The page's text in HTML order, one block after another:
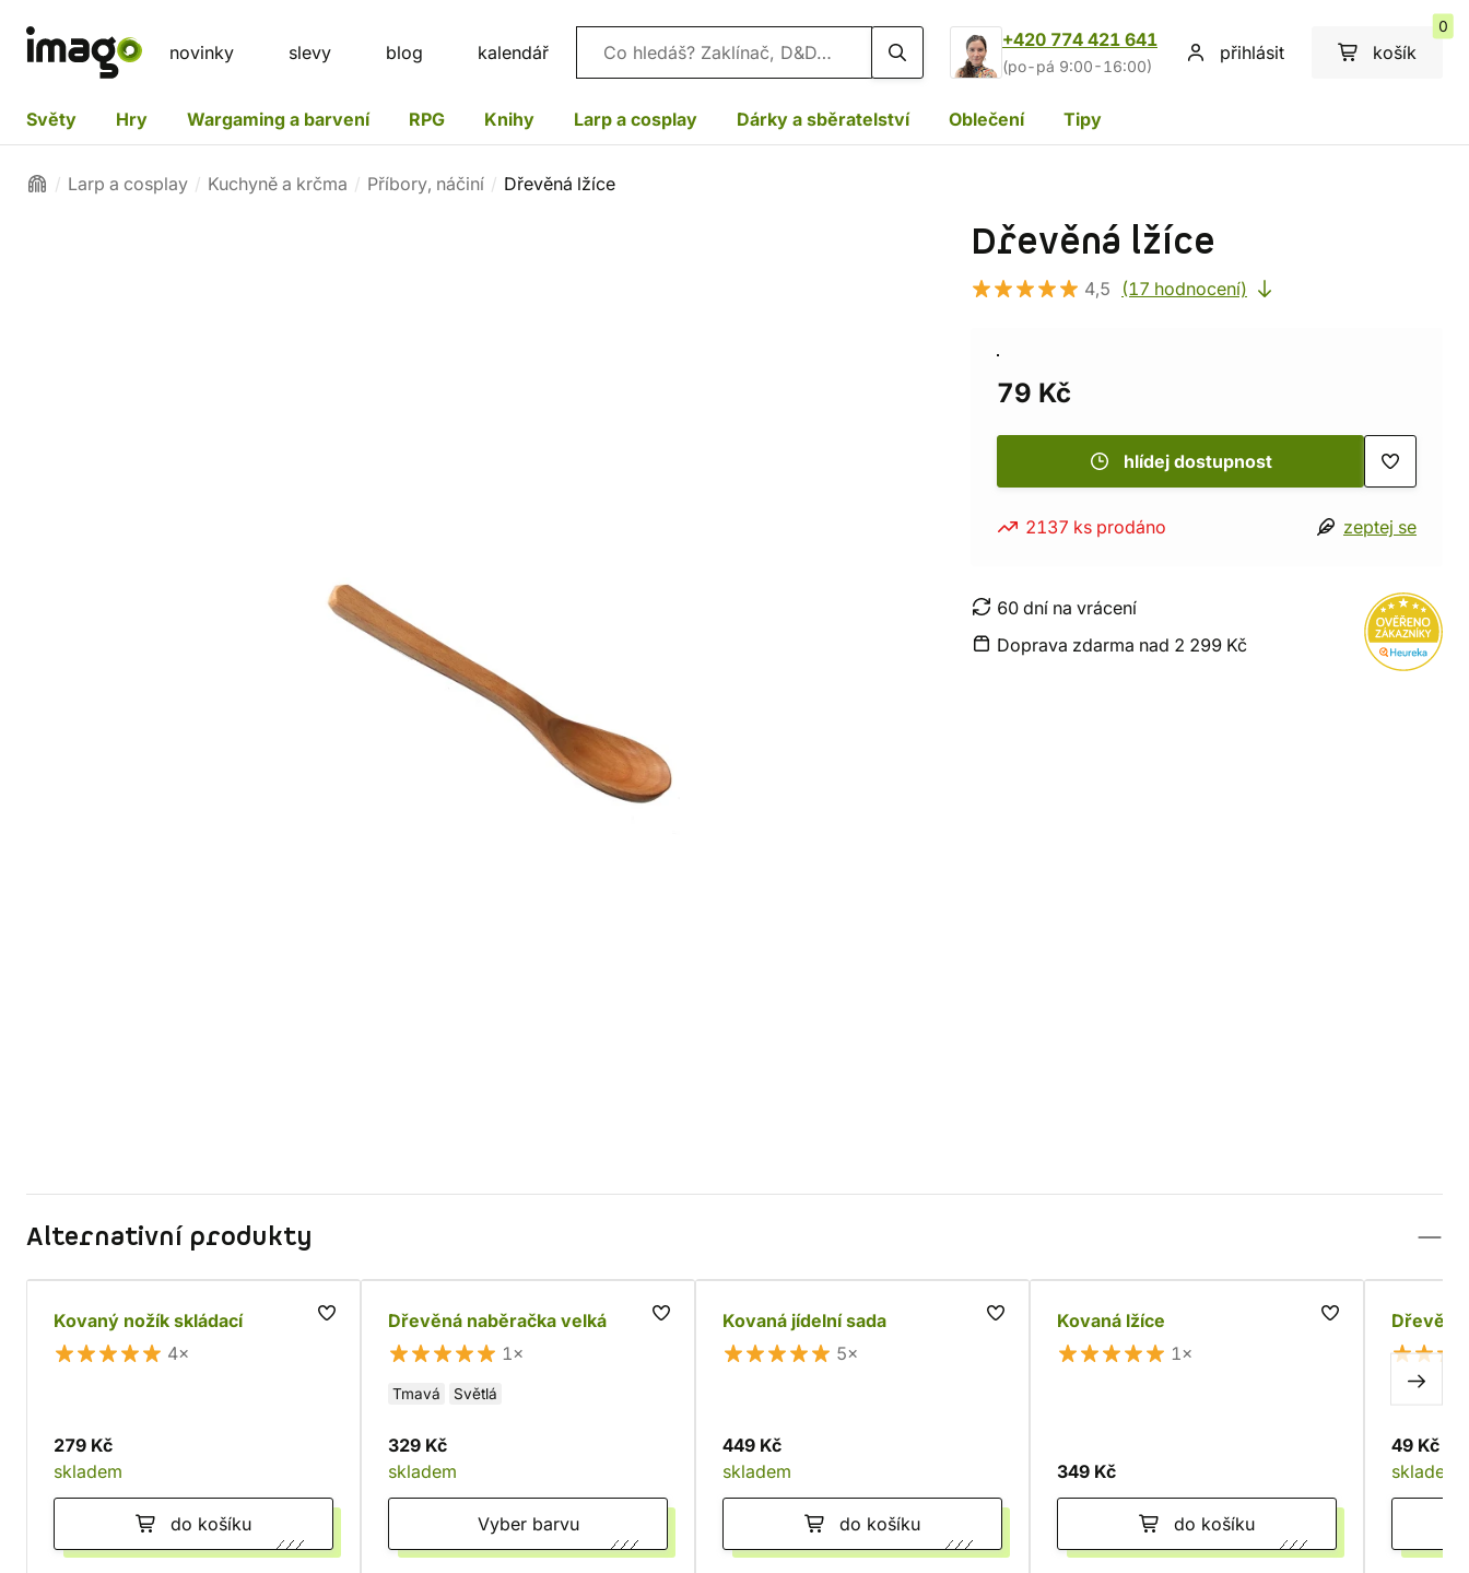
novinky slevy blog kalendář Vyhledávání
+420 774 421 641
(po-pá 9:00-16:00)
přihlásit košík
0
Světy Hry Wargaming a barvení RPG Knihy Larp a cosplay Dárky a sběratelství Oblečení Tipy
Larp a cosplay Kuchyně a krčma Příbory, náčiní Dřevěná lžíce
Dřevěná lžíce
4,5 (17 hodnocení)
79 Kč
hlídej dostupnost
2137 ks prodáno zeptej se
60 dní na vrácení
Doprava zdarma nad 2 299 Kč
Alternativní produkty
Kovaný nožík skládací
4×
279 Kč
skladem
do košíku
Dřevěná naběračka velká
1×
Tmavá Světlá
329 Kč
skladem
Vyber barvu
Kovaná jídelní sada
5×
449 Kč
skladem
do košíku
Kovaná lžíce
1×
349 Kč
do košíku
49 Kč
skladem